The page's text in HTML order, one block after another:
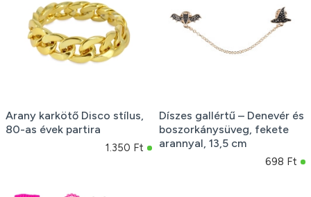
Arany karkötő Disco stílus,
80-as évek partira
1.350 Ft
Díszes gallértű – Denevér és
boszorkánysüveg, fekete
arannyal, 13,5 cm
698 Ft